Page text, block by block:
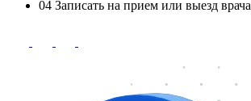
04 Записать на прием или выезд врача